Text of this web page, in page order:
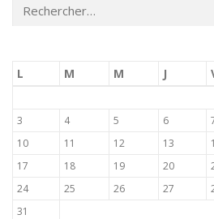
L M M J
3
4 5 6
10
11 12 13
17
18 19 20
24
25 26 27
31